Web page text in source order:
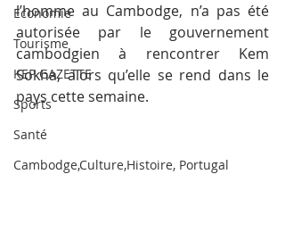
Economie
Tourisme
KEP GAZETTE
Sports
Santé
Cambodge,Culture,Histoire, Portugal
l’homme au Cambodge, n’a pas été
autorisée par le gouvernement
cambodgien à rencontrer Kem
Sokha, alors qu’elle se rend dans le
pays cette semaine.